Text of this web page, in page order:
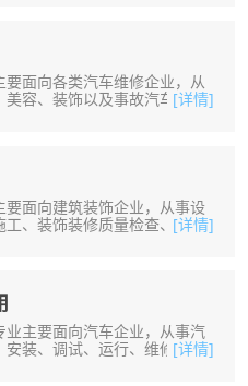
要面向各类汽车维修企业，从
美容、装饰以及事故汽车定损
[详情]
要面向建筑装饰企业，从事设
工、装饰装修质量检查、建筑
[详情]
业主要面向汽车企业，从事汽
安装、调试、运行、维修、维
[详情]